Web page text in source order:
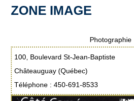
ZONE IMAGE
Photographie
100, Boulevard St-Jean-Baptiste
Châteauguay (Québec)
Téléphone : 450-691-8533